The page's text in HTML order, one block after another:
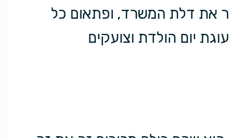
את דלת המשרד, ופתאום כל
יום הולדת וצועקים